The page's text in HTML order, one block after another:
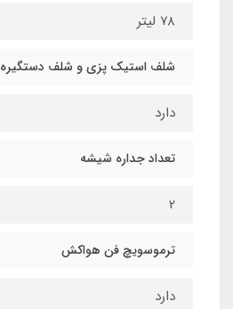
۷۸ لیتر
شلف استیک پزی و شلف دستگیره
دارد
تعداد جداره شیشه
2
ترموسویچ فن هواکش
دارد